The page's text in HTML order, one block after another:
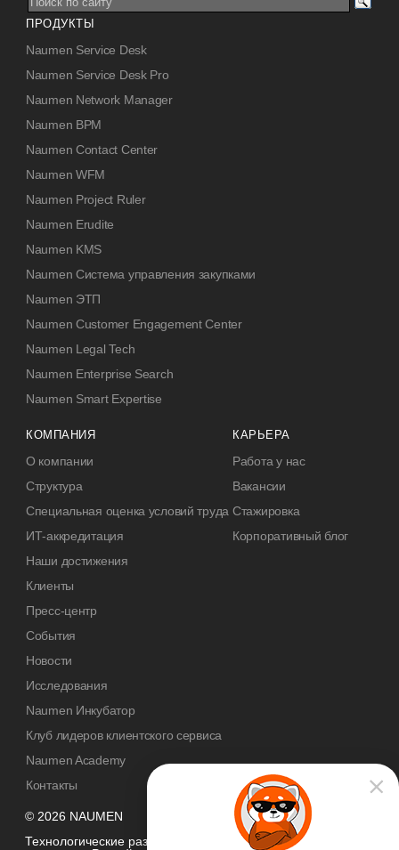
© 2026 NAUMEN
Технологические разработки осуществляются при грантовой
ПРОДУКТЫ
Naumen Service Desk
Naumen Service Desk Pro
Naumen Network Manager
Naumen BPM
Naumen Contact Center
Naumen WFM
Naumen Project Ruler
Naumen Erudite
Naumen KMS
Naumen Система управления закупками
Naumen ЭТП
Naumen Customer Engagement Center
Naumen Legal Tech
Naumen Enterprise Search
Naumen Smart Expertise
КОМПАНИЯ
О компании
Структура
Специальная оценка условий труда
ИТ-аккредитация
Наши достижения
Клиенты
Пресс-центр
События
Новости
Исследования
Naumen Инкубатор
Клуб лидеров клиентского сервиса
Naumen Academy
Контакты
КАРЬЕРА
Работа у нас
Вакансии
Стажировка
Корпоративный блог